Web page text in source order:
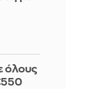
όλους